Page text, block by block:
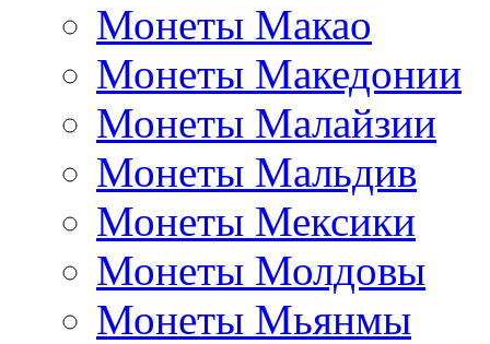
Монеты Макао
Монеты Македонии
Монеты Малайзии
Монеты Мальдив
Монеты Мексики
Монеты Молдовы
Монеты Мьянмы